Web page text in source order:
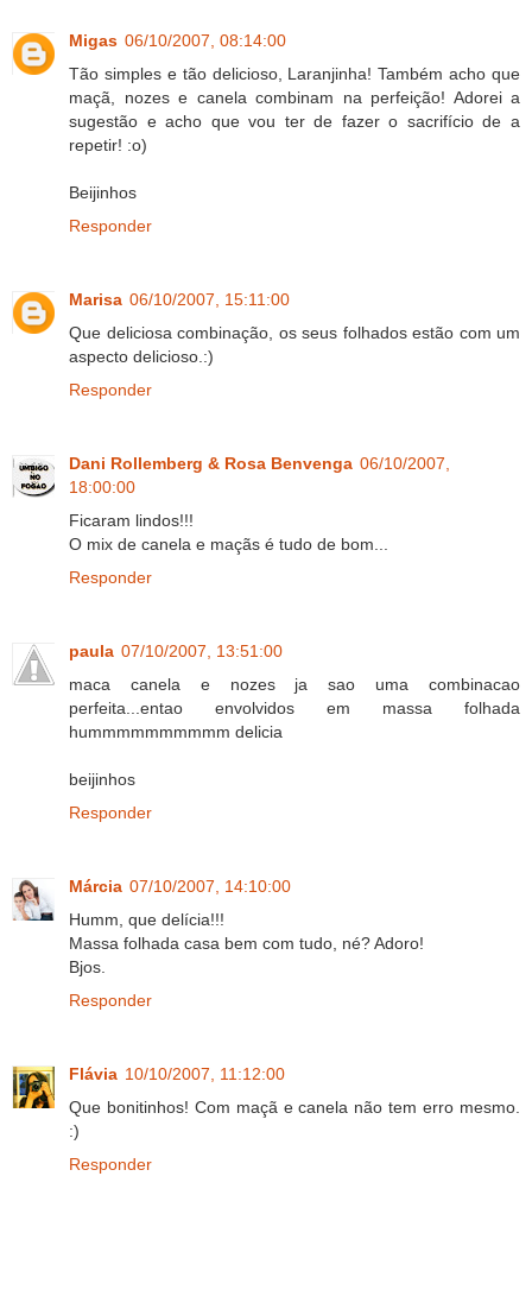
Migas 06/10/2007, 08:14:00
Tão simples e tão delicioso, Laranjinha! Também acho que
maçã, nozes e canela combinam na perfeição! Adorei a
sugestão e acho que vou ter de fazer o sacrifício de a
repetir! :o)
Beijinhos
Responder
Marisa 06/10/2007, 15:11:00
Que deliciosa combinação, os seus folhados estão com um
aspecto delicioso.:)
Responder
Dani Rollemberg & Rosa Benvenga 06/10/2007,
18:00:00
Ficaram lindos!!!
O mix de canela e maçãs é tudo de bom...
Responder
paula 07/10/2007, 13:51:00
maca canela e nozes ja sao uma combinacao
perfeita...entao envolvidos em massa folhada
hummmmmmmmmm delicia
beijinhos
Responder
Márcia 07/10/2007, 14:10:00
Humm, que delícia!!!
Massa folhada casa bem com tudo, né? Adoro!
Bjos.
Responder
Flávia 10/10/2007, 11:12:00
Que bonitinhos! Com maçã e canela não tem erro mesmo.
:)
Responder